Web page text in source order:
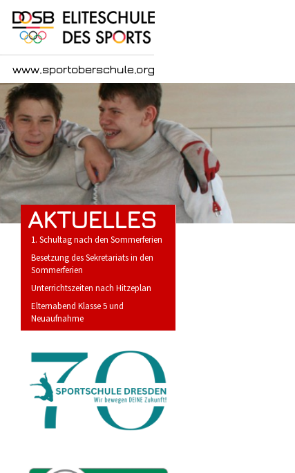
AKTUELLES
1. Schultag nach den Sommerferien
Besetzung des Sekretariats in den
Sommerferien
Unterrichtszeiten nach Hitzeplan
Elternabend Klasse 5 und
Neuaufnahme